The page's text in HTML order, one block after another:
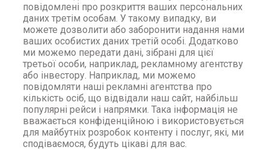
повідомлені про розкриття ваших персональних
даних третім особам. У такому випадку, ви
можете дозволити або заборонити надання нами
ваших особистих даних третій особі. Додатково
ми можемо передати дані, зібрані для цієї
третьої особи, наприклад, рекламному агентству
або інвестору. Наприклад, ми можемо
повідомляти наші рекламні агентства про
кількість осіб, що відвідали наш сайт, найбільш
популярні рейси і напрямки. Така інформація не
вважається конфіденційною і використовується
для майбутніх розробок контенту і послуг, які, ми
сподіваємося, будуть цікаві для вас.